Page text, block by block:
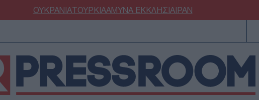
ΟΥΚΡΑΝΙΑΤΟΥΡΚΙΑΑΜΥΝΑΕΚΚΛΗΣΙΑΙΡΑΝ